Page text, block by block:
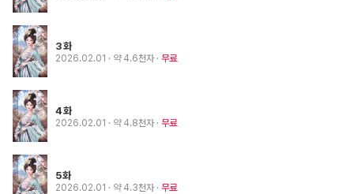
3화
2026.02.01 · 약 4.6천자 무료
4화
2026.02.01 · 약 4.8천자 무료
5화
2026.02.01 · 약 4.3천자 무료